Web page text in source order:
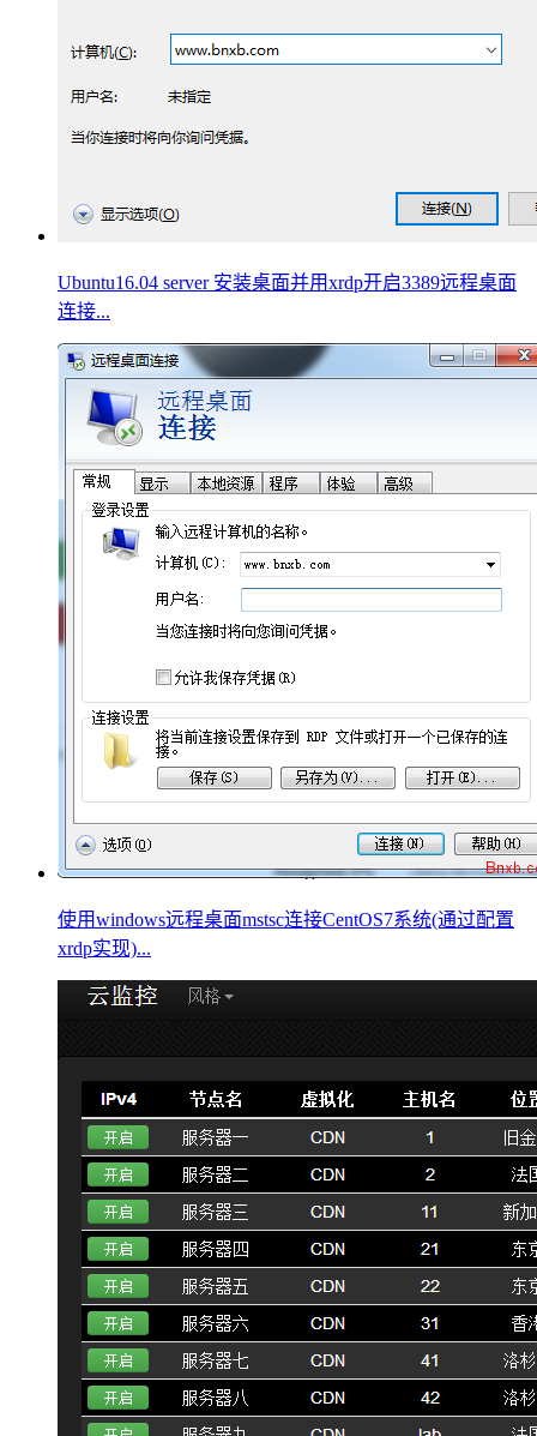
Ubuntu16.04 server 安装桌面并用xrdp开启3389远程桌面
连接...
使用windows远程桌面mstsc连接CentOS7系统(通过配置
xrdp实现)...